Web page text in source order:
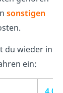
sonstigen
du wieder in
ein: